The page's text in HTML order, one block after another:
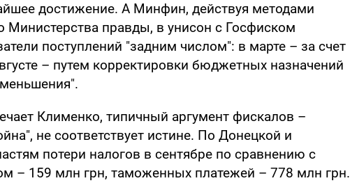
достижение. А Минфин, действуя методами
Министерства правды, в унисон с Госфиском
поступлений "задним числом": в марте – за счет
– путем корректировки бюджетных назначений
Клименко, типичный аргумент фискалов –
не соответствует истине. По Донецкой и
потери налогов в сентябре по сравнению с
– 159 млн грн, таможенных платежей – 778 млн грн.